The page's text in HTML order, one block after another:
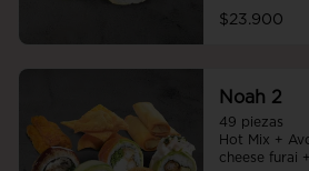
$23.900
Noah 2
49 piezas
Hot Mix +
cheese furai